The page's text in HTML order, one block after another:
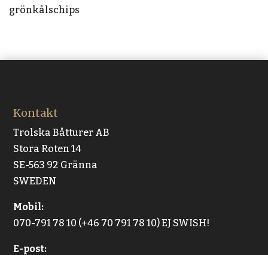
grönkålschips
Kontakt
Trolska Båtturer AB
Stora Roten 14
SE-563 92 Gränna
SWEDEN
Mobil:
070-791 78 10 (+46 70 791 78 10) EJ SWISH!
E-post: